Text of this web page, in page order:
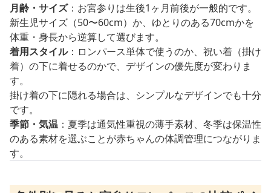
月齢・サイズ：お宮参りは生後1ヶ月前後が一般的です。
新生児サイズ（50〜60cm）か、ゆとりのある70cmかを
体重・身長から逆算して選びます。
着用スタイル：ロンパース単体で使うのか、祝い着（掛け
着）の下に着せるのかで、デザインの優先度が変わりま
す。
掛け着の下に隠れる場合は、シンプルなデザインでも十分
です。
季節・気温 ：夏季は通気性重視の薄手素材、冬季は保温性
のある素材を選ぶことが赤ちゃんの体調管理につながりま
す。